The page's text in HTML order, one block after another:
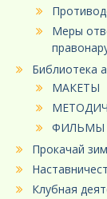
Меры
Библиотека
МАКЕТЫ
ФИЛЬМЫ
Прокачай
Клубная